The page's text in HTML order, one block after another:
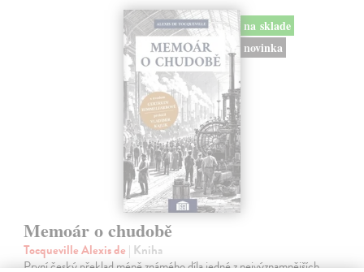
na sklade
novinka
Memoár o chudobě
Tocqueville Alexis de | Kniha
První český překlad méně známého díla jedné z nejvýznamnějších